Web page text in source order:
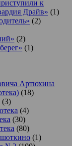
к
Драйв» (1)
(2)
(2)
(1)
Артюхина
(18)
(3)
(4)
(30)
(80)
(1)